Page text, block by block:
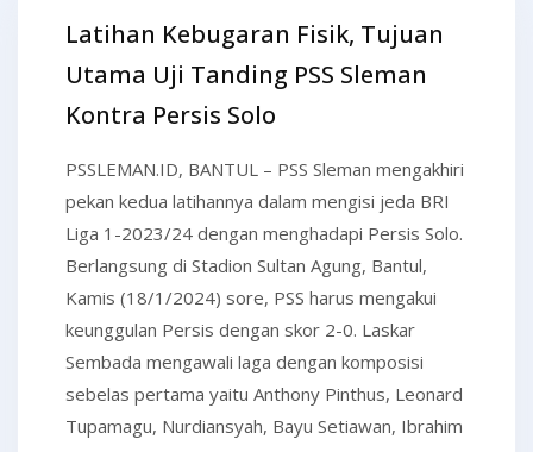
Latihan Kebugaran Fisik, Tujuan
Utama Uji Tanding PSS Sleman
Kontra Persis Solo
PSSLEMAN.ID, BANTUL – PSS Sleman mengakhiri
pekan kedua latihannya dalam mengisi jeda BRI
Liga 1-2023/24 dengan menghadapi Persis Solo.
Berlangsung di Stadion Sultan Agung, Bantul,
Kamis (18/1/2024) sore, PSS harus mengakui
keunggulan Persis dengan skor 2-0. Laskar
Sembada mengawali laga dengan komposisi
sebelas pertama yaitu Anthony Pinthus, Leonard
Tupamagu, Nurdiansyah, Bayu Setiawan, Ibrahim